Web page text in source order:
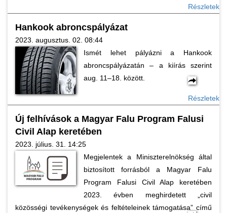
Részletek
Hankook abroncspályázat
2023. augusztus. 02. 08:44
Ismét lehet pályázni a Hankook
abroncspályázatán – a kiírás szerint
aug. 11–18. között.
Részletek
Új felhívások a Magyar Falu Program Falusi
Civil Alap keretében
2023. július. 31. 14:25
Megjelentek a Miniszterelnökség által
biztosított forrásból a Magyar Falu
Program Falusi Civil Alap keretében
2023. évben meghirdetett „civil
közösségi tevékenységek és feltételeinek támogatása” című